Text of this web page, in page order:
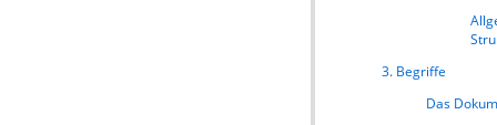
3. Begriffe
Das